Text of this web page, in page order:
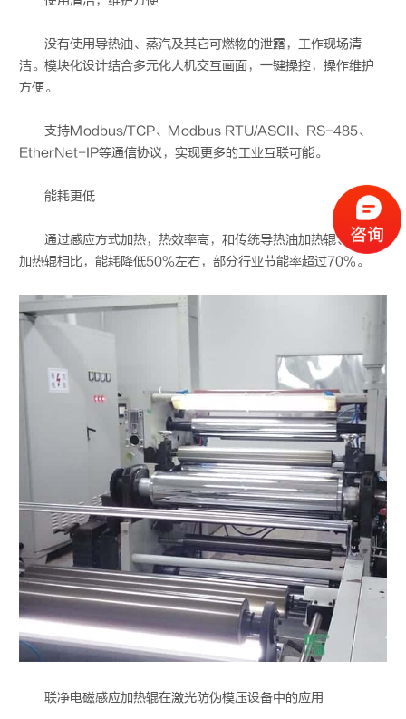
没有使用导热油、蒸汽及其它可燃物的泄露，工作现场清
洁。模块化设计结合多元化人机交互画面，一键操控，操作维护
方便。
支持Modbus/TCP、Modbus RTU/ASCII、RS-485、
EtherNet-IP等通信协议，实现更多的工业互联可能。
能耗更低
通过感应方式加热，热效率高，和传统导热油加热辊、蒸汽
加热辊相比，能耗降低50%左右，部分行业节能率超过70%。
联净电磁感应加热辊在激光防伪模压设备中的应用